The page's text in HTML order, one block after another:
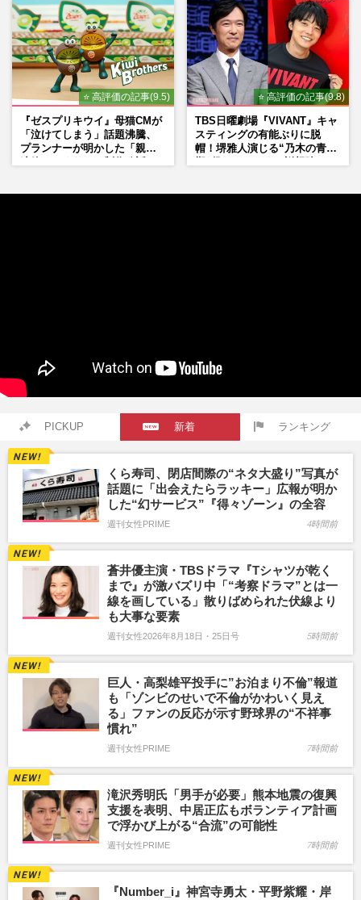
⭐ 高評価の記事(9.5)
『ゼスプリキウイ』母猫CMが
「泣けてしまう」話題沸騰、
プランナーが明かした「親に
⭐ 高評価の記事(9.8)
TBS日曜劇場『VIVANT』キャ
スティングの有能ぶりに脱
帽！堺雅人演じる“乃木の青年
PICKUP 新着 ランキング
くら寿司、閉店間際の“ネタ大盛り”写真が
話題に「出会えたらラッキー」広報が明か
した“幻サービス”『得々ゾーン』の全容
週刊女性PRIME 4時間前
蒼井優主演・TBSドラマ『Tシャツが乾く
まで』が激バズリ中「“考察ドラマ”とは一
線を画している」散りばめられた伏線より
も大事な要素
週刊女性2026年8月18日・25日号 5時間前
巨人・高梨雄平投手に”お泊まり不倫”報道
も「ゾンビのせいで不倫がかわいく見え
る」ファンの反応が示す野球界の“不祥事
慣れ”
週刊女性PRIME 7時間前
滝沢秀明氏「男手が必要」熊本地震の復興
支援を表明、中居正広もボランティア計画
で浮かび上がる“合流”の可能性
週刊女性PRIME 7時間前
『Number_i』神宮寺勇太・平野紫耀・岸